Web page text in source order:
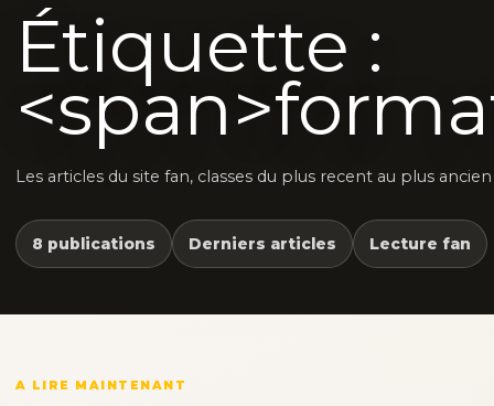
Étiquette :
Les articles du site fan, classes du plus recent au plus
8 publications Derniers articles Lecture fan
A LIRE MAINTENANT